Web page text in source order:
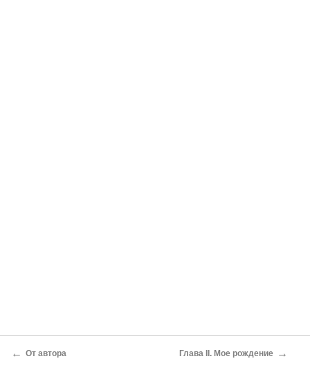
← От автора Глава II. Мое рождение →